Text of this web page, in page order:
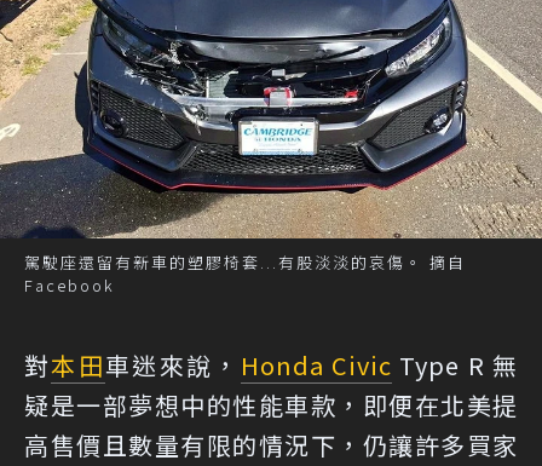
駕駛座還留有新車的塑膠椅套...有股淡淡的哀傷。 摘自
Facebook
對本田車迷來說， Honda Civic Type R 無
疑是一部夢想中的性能車款，即便在北美提
高售價且數量有限的情況下，仍讓許多買家